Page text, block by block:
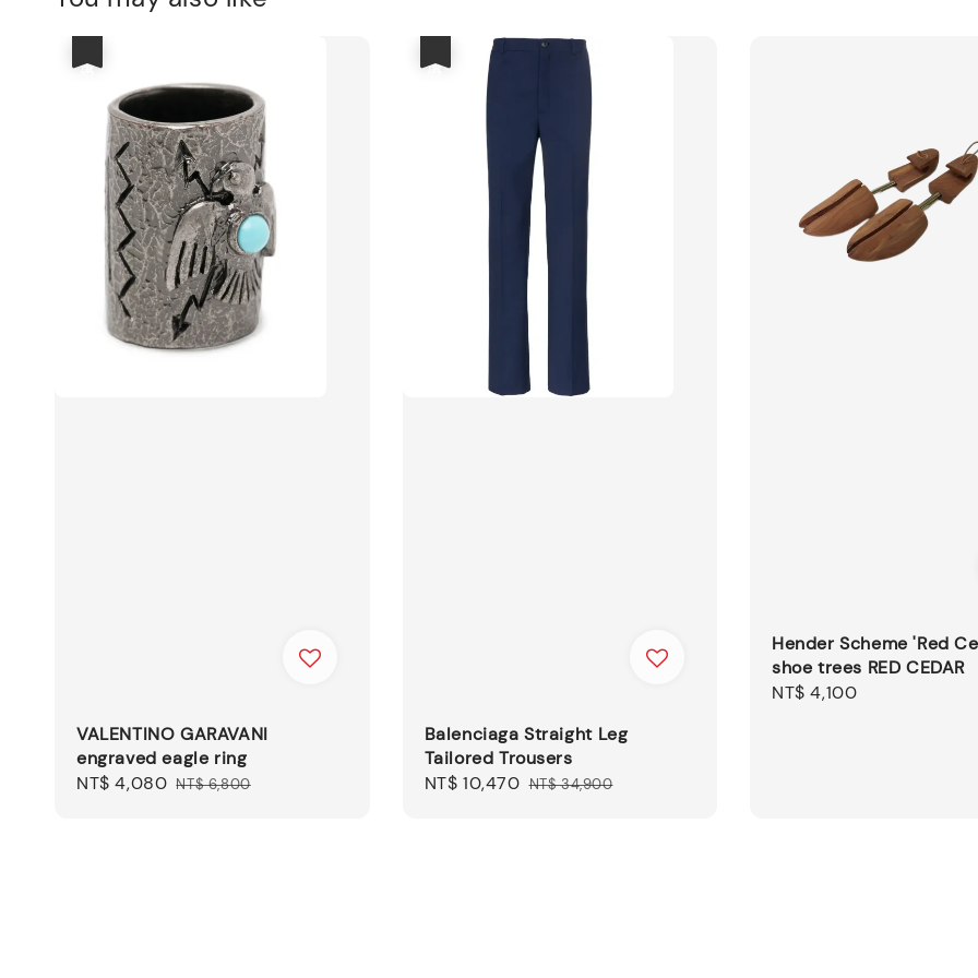
VALENTINO GARAVANI
engraved eagle ring
Sale
NT$ 4,080 Regular
NT$ 6,800
Balenciaga Straight Leg
Tailored Trousers
Sale
NT$ 10,470 Regular
NT$ 34,900
Hender Scheme 'Red
shoe trees RED CEDAR
Regular
NT$ 4,100